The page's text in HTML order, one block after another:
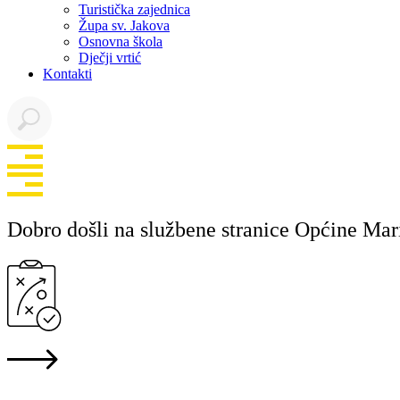
Turistička zajednica
Župa sv. Jakova
Osnovna škola
Dječji vrtić
Kontakti
Dobro došli na službene stranice Općine